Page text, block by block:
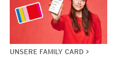
UNSERE FAMILY CARD